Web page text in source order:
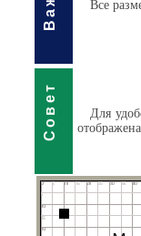
Все
Совет
Для